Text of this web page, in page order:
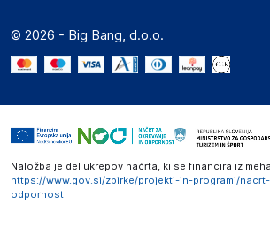
Marketplace za partnerje
Novosti
© 2026 - Big Bang, d.o.o.
Naložba je del ukrepov načrta, ki se financira iz
https://www.gov.si/zbirke/projekti-in-programi/
odpornost